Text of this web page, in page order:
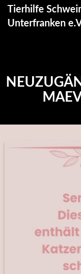
Skip
content
Tierhilfe
Unterfranken